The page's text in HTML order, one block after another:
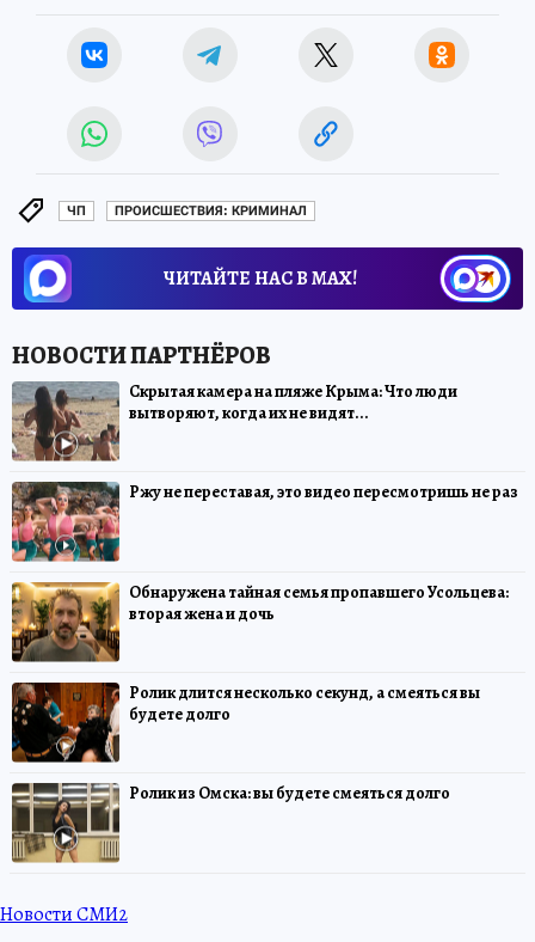
ЧП ПРОИСШЕСТВИЯ: КРИМИНАЛ
ЧИТАЙТЕ НАС В МАХ!
Скрытая камера на пляже Крыма: Что люди
вытворяют, когда их не видят...
Ржу не переставая, это видео пересмотришь не раз
Обнаружена тайная семья пропавшего Усольцева:
вторая жена и дочь
Ролик длится несколько секунд, а смеяться вы
будете долго
Ролик из Омска: вы будете смеяться долго
Новости СМИ2